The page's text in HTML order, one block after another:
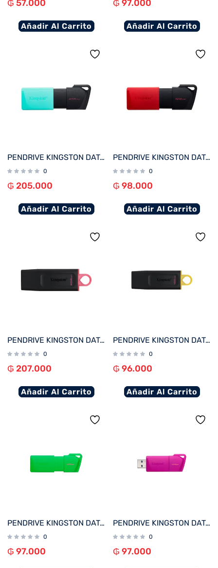
₲ 57.000
Añadir Al Carrito
₲ 97.000
Añadir Al Carrito
PENDRIVE KINGSTON DATATRAVELER EXODIA M 256GB USB 3.2 DTXM/256GB
0
₲ 205.000
Añadir Al Carrito
PENDRIVE KINGSTON DATATRAVELER EXODIA M 128GB USB 3.2 DTXM/128GB
0
₲ 98.000
Añadir Al Carrito
PENDRIVE KINGSTON DATATRAVELER EXODIA 256GB USB 3.2 DTX/256GB
0
₲ 207.000
Añadir Al Carrito
PENDRIVE KINGSTON DATATRAVELER EXODIA 128GB USB 3.2 DTX/128GB
0
₲ 96.000
Añadir Al Carrito
PENDRIVE KINGSTON DATATRAVELER EXODIA M 128GB KC-U2L128-7LG USB-A VERDE
0
₲ 97.000
PENDRIVE KINGSTON DATATRAVELER EXODIA M 128GB KC-U2L128-7LP USB-A LILA
0
₲ 97.000